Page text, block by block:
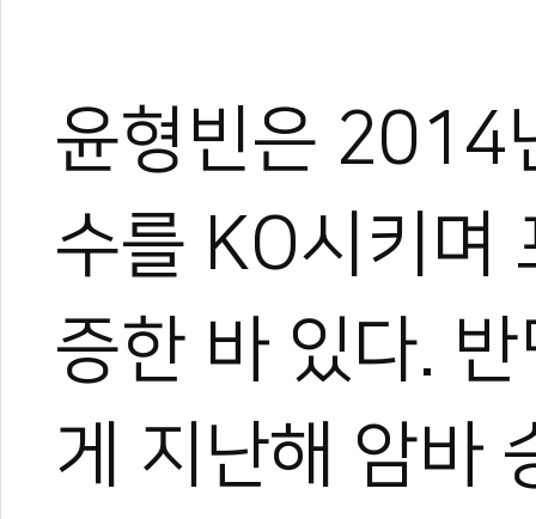
윤형빈은 2014
수를 KO시키며
증한 바 있다.
게 지난해 암바